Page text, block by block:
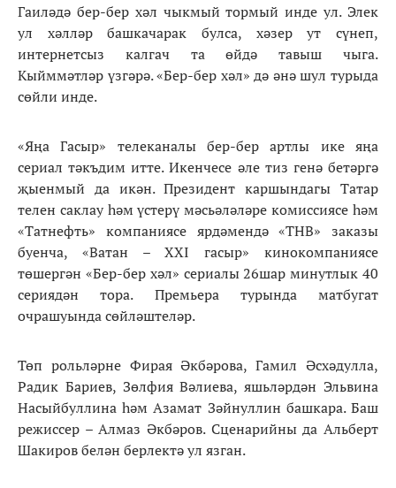
Гаиләдә бер-бер хәл чыкмый тормый инде ул. Элек
ул хәлләр башкачарак булса, хәзер ут сүнеп,
интернетсыз калгач та өйдә тавыш чыга.
Кыйммәтләр үзгәрә. «Бер-бер хәл» дә әнә шул турыда
сөйли инде.
«Яңа Гасыр» телеканалы бер-бер артлы ике яңа
сериал тәкъдим итте. Икенчесе әле тиз генә бетәргә
җыенмый да икән. Президент каршындагы Татар
телен саклау һәм үстерү мәсьәләләре комиссиясе һәм
«Татнефть» компаниясе ярдәмендә «ТНВ» заказы
буенча, «Ватан – XXI гасыр» кинокомпаниясе
төшергән «Бер-бер хәл» сериалы 26шар минутлык 40
сериядән тора. Премьера турында матбугат
очрашуында сөйләштеләр.
Төп рольләрне Фирая Әкбәрова, Гамил Әсхәдулла,
Радик Бариев, Зөлфия Вәлиева, яшьләрдән Эльвина
Насыйбуллина һәм Азамат Зәйнуллин башкара. Баш
режиссер – Алмаз Әкбәров. Сценарийны да Альберт
Шакиров белән берлектә ул язган.